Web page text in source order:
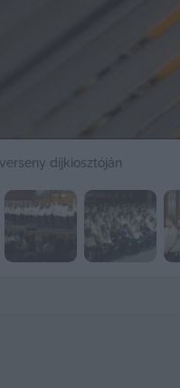
díjkiosztóján